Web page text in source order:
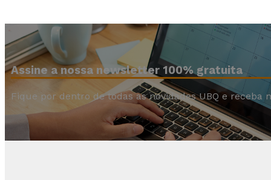
Assine a nossa newsletter 100% gratuita
Fique por dentro de todas as novidades UBQ e receba